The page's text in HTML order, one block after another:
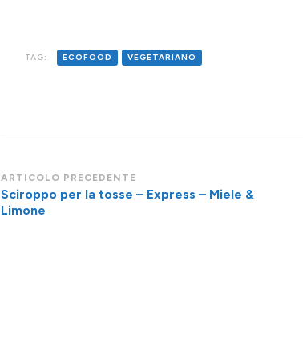
TAG: ECOFOOD VEGETARIANO
Navigazione
articoli
ARTICOLO PRECEDENTE
Sciroppo per la tosse – Express – Miele &
Limone